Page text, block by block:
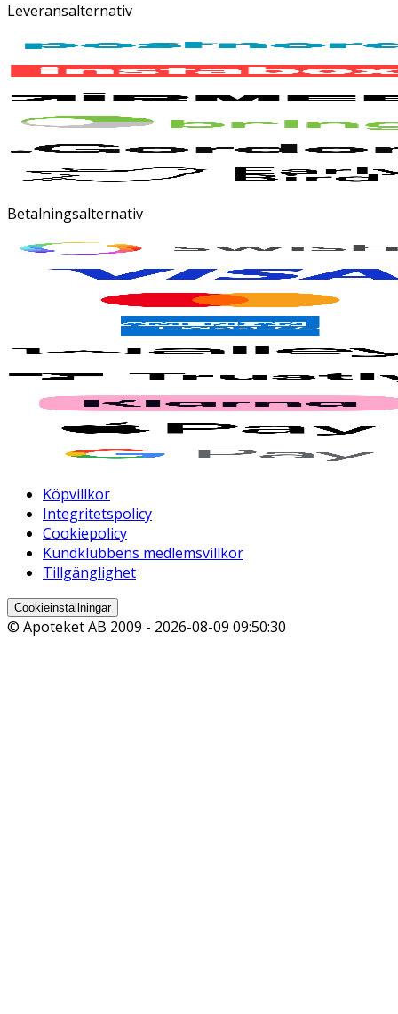
Leveransalternativ
Betalningsalternativ
Köpvillkor
Integritetspolicy
Cookiepolicy
Kundklubbens medlemsvillkor
Tillgänglighet
Cookieinställningar
© Apoteket AB 2009 - 2026-08-09 09:50:30